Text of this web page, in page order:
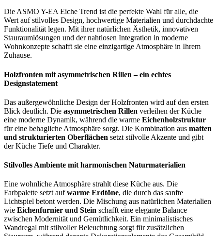
Die ASMO Y-EA Eiche Trend ist die perfekte Wahl für alle, die
Wert auf stilvolles Design, hochwertige Materialien und durchdachte
Funktionalität legen. Mit ihrer natürlichen Ästhetik, innovativen
Stauraumlösungen und der nahtlosen Integration in moderne
Wohnkonzepte schafft sie eine einzigartige Atmosphäre in Ihrem
Zuhause.
Holzfronten mit asymmetrischen Rillen – ein echtes
Designstatement
Das außergewöhnliche Design der Holzfronten wird auf den ersten
Blick deutlich. Die asymmetrischen Rillen verleihen der Küche
eine moderne Dynamik, während die warme Eichenholzstruktur
für eine behagliche Atmosphäre sorgt. Die Kombination aus matten
und strukturierten Oberflächen setzt stilvolle Akzente und gibt
der Küche Tiefe und Charakter.
Stilvolles Ambiente mit harmonischen Naturmaterialien
Eine wohnliche Atmosphäre strahlt diese Küche aus. Die
Farbpalette setzt aufwarme Erdtöne, die durch das sanfte
Lichtspiel betont werden. Die Mischung aus natürlichen Materialien
wie Eichenfurnier und Stein schafft eine elegante Balance
zwischen Modernität und Gemütlichkeit. Ein minimalistisches
Wandregal mit stilvoller Beleuchtung sorgt für zusätzlichen